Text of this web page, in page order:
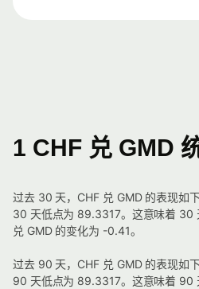
1 CHF 兑 GMD
过去 30 天，CHF 兑 GMD 的表现如
30 天低点为 89.3317。这意味着 30
兑 GMD 的变化为 -0.41。
过去 90 天，CHF 兑 GMD 的表现如
90 天低点为 89.3317。这意味着 90